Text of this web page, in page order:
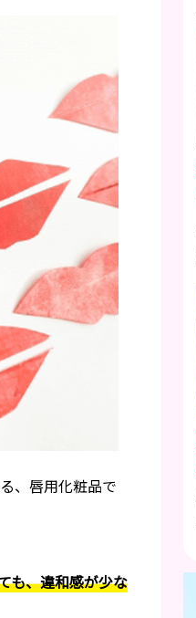
、唇用化粧品で
も、違和感が少な